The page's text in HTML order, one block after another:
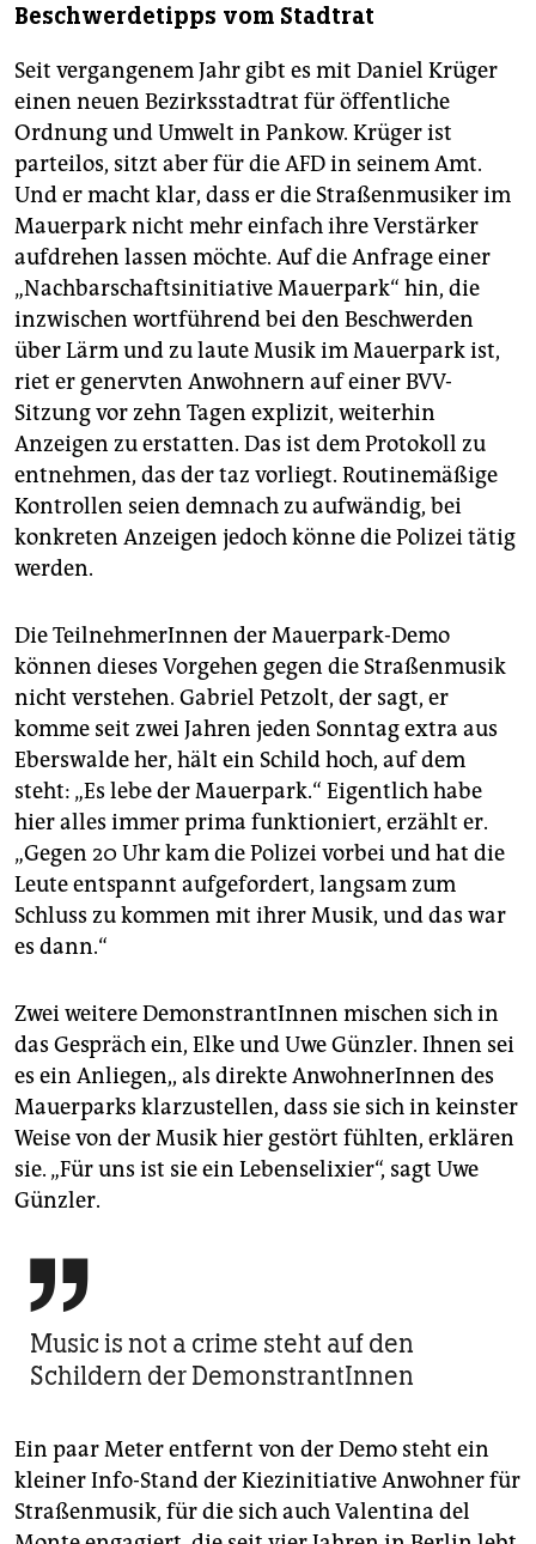
Beschwerdetipps vom Stadtrat
Seit vergangenem Jahr gibt es mit Daniel Krüger
einen neuen Bezirksstadtrat für öffentliche
Ordnung und Umwelt in Pankow. Krüger ist
parteilos, sitzt aber für die AFD in seinem Amt.
Und er macht klar, dass er die Straßenmusiker im
Mauerpark nicht mehr einfach ihre Verstärker
aufdrehen lassen möchte. Auf die Anfrage einer
„Nachbarschaftsinitiative Mauerpark“ hin, die
inzwischen wortführend bei den Beschwerden
über Lärm und zu laute Musik im Mauerpark ist,
riet er genervten Anwohnern auf einer BVV-
Sitzung vor zehn Tagen explizit, weiterhin
Anzeigen zu erstatten. Das ist dem Protokoll zu
entnehmen, das der taz vorliegt. Routinemäßige
Kontrollen seien demnach zu aufwändig, bei
konkreten Anzeigen jedoch könne die Polizei tätig
werden.
Die TeilnehmerInnen der Mauerpark-Demo
können dieses Vorgehen gegen die Straßenmusik
nicht verstehen. Gabriel Petzolt, der sagt, er
komme seit zwei Jahren jeden Sonntag extra aus
Eberswalde her, hält ein Schild hoch, auf dem
steht: „Es lebe der Mauerpark.“ Eigentlich habe
hier alles immer prima funktioniert, erzählt er.
„Gegen 20 Uhr kam die Polizei vorbei und hat die
Leute entspannt aufgefordert, langsam zum
Schluss zu kommen mit ihrer Musik, und das war
es dann.“
Zwei weitere DemonstrantInnen mischen sich in
das Gespräch ein, Elke und Uwe Günzler. Ihnen sei
es ein Anliegen,, als direkte AnwohnerInnen des
Mauerparks klarzustellen, dass sie sich in keinster
Weise von der Musik hier gestört fühlten, erklären
sie. „Für uns ist sie ein Lebenselixier“, sagt Uwe
Günzler.

Music is not a crime steht auf den
Schildern der DemonstrantInnen
Ein paar Meter entfernt von der Demo steht ein
kleiner Info-Stand der Kiezinitiative Anwohner für
Straßenmusik, für die sich auch Valentina del